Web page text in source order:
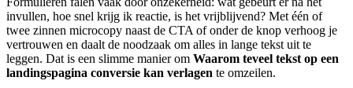
invullen, hoe snel krijg ik reactie, is het vrijblijvend? Met één of
twee zinnen microcopy naast de CTA of onder de knop verhoog je
vertrouwen en daalt de noodzaak om alles in lange tekst uit te
leggen. Dat is een slimme manier om Waarom teveel tekst op een
landingspagina conversie kan verlagen te omzeilen.